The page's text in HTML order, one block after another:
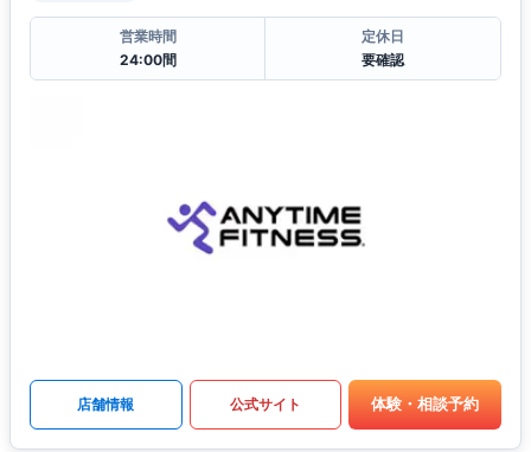
営業時間
24:00間
定休日
要確認
店舗情報 公式サイト 体験・相談予約